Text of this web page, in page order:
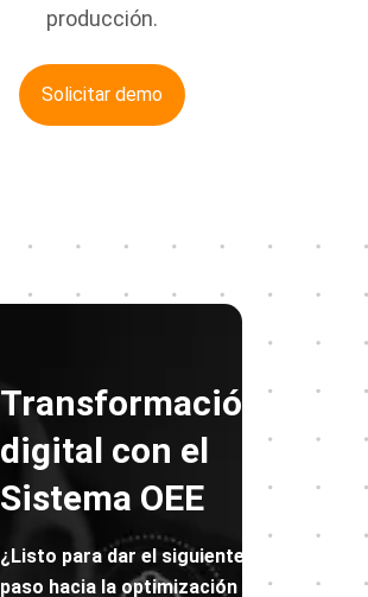
producción.
Solicitar demo
Transformación
digital con el
Sistema OEE
¿Listo para dar el siguiente
paso hacia la optimización